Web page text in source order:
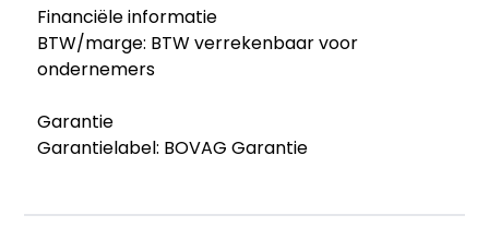
Financiële informatie
BTW/marge: BTW verrekenbaar voor
ondernemers
Garantie
Garantielabel: BOVAG Garantie